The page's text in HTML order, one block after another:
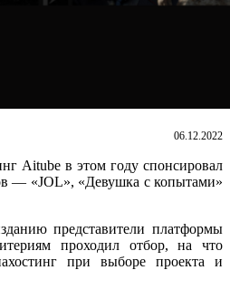
06.12.2022
Aitube в этом году спонсировал
— «JOL», «Девушка с копытами»
представители платформы
проходил отбор, на что
при выборе проекта и